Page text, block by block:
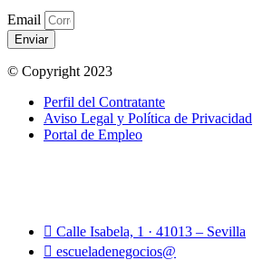
Email
Enviar
© Copyright 2023
Perfil del Contratante
Aviso Legal y Política de Privacidad
Portal de Empleo
Calle Isabela, 1 · 41013 – Sevilla
escueladenegocios@